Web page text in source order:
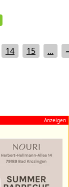
14 15 ...
Anzeigen